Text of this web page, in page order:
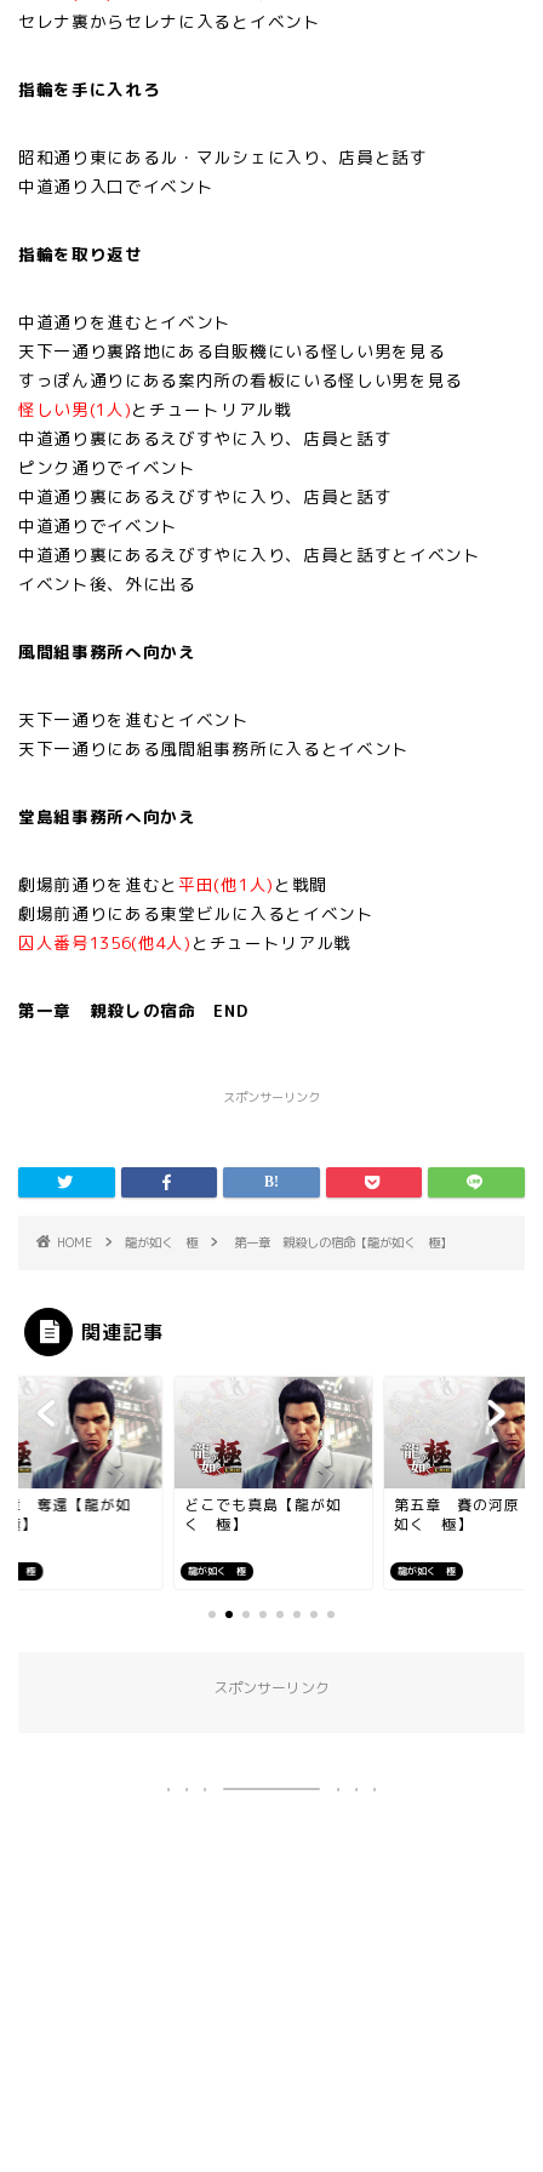
セレナ裏からセレナに入るとイベント
指輪を手に入れろ
昭和通り東にあるル・マルシェに入り、店員と話す
中道通り入口でイベント
指輪を取り返せ
中道通りを進むとイベント
天下一通り裏路地にある自販機にいる怪しい男を見る
すっぽん通りにある案内所の看板にいる怪しい男を見る
怪しい男(1人)とチュートリアル戦
中道通り裏にあるえびすやに入り、店員と話す
ピンク通りでイベント
中道通り裏にあるえびすやに入り、店員と話す
中道通りでイベント
中道通り裏にあるえびすやに入り、店員と話すとイベント
イベント後、外に出る
風間組事務所へ向かえ
天下一通りを進むとイベント
天下一通りにある風間組事務所に入るとイベント
堂島組事務所へ向かえ
劇場前通りを進むと平田(他1人) と戦闘
劇場前通りにある東堂ビルに入るとイベント
囚人番号1356(他4人) とチュートリアル戦
第一章 親殺しの宿命 END
スポンサーリンク
HOME 龍が如く 極 第一章 親殺しの宿命【龍が如く 極】
関連記事
く 極
章 奪還【龍が如
】
龍が如く 極
どこでも真島【龍が如
く 極】
龍が如く 極
第五章 賽の河原【
如く 極】
スポンサーリンク